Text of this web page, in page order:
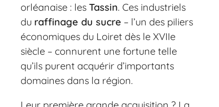
orléanaise : lesTassin. Ces industriels
du raffinage du sucre – l’un des piliers
économiques du Loiret dès le XVIIe
siècle – connurent une fortune telle
qu’ils purent acquérir d’importants
domaines dans la région.